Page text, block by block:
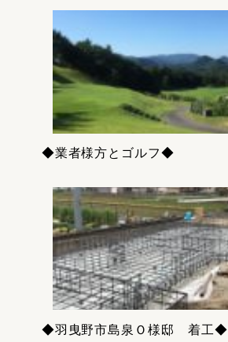
◆業者様方とゴルフ◆
◆羽曳野市島泉Ｏ様邸 着工◆